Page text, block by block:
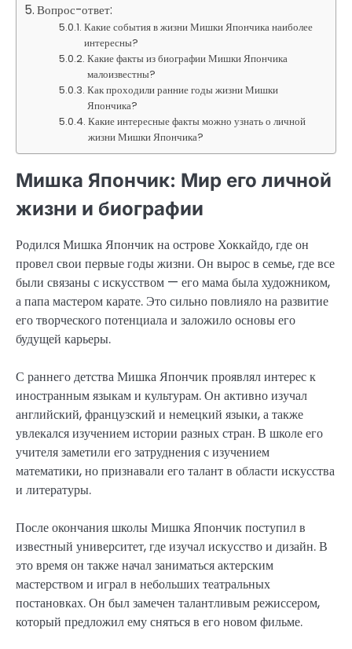
Вопрос-ответ:
Какие события в жизни Мишки Япончика наиболее
интересны?
Какие факты из биографии Мишки Япончика
малоизвестны?
Как проходили ранние годы жизни Мишки
Япончика?
Какие интересные факты можно узнать о личной
жизни Мишки Япончика?
Мишка Япончик: Мир его личной
жизни и биографии
Родился Мишка Япончик на острове Хоккайдо, где он
провел свои первые годы жизни. Он вырос в семье, где все
были связаны с искусством — его мама была художником,
а папа мастером карате. Это сильно повлияло на развитие
его творческого потенциала и заложило основы его
будущей карьеры.
С раннего детства Мишка Япончик проявлял интерес к
иностранным языкам и культурам. Он активно изучал
английский, французский и немецкий языки, а также
увлекался изучением истории разных стран. В школе его
учителя заметили его затруднения с изучением
математики, но признавали его талант в области искусства
и литературы.
После окончания школы Мишка Япончик поступил в
известный университет, где изучал искусство и дизайн. В
это время он также начал заниматься актерским
мастерством и играл в небольших театральных
постановках. Он был замечен талантливым режиссером,
который предложил ему сняться в его новом фильме.